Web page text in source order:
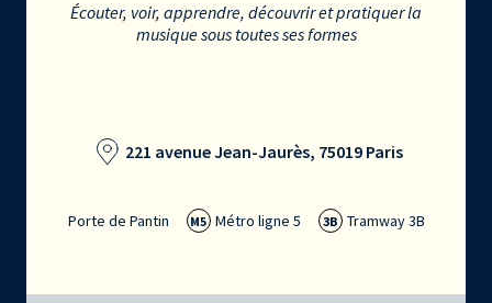
Écouter, voir, apprendre, découvrir et pratiquer la
musique sous toutes ses formes
221 avenue Jean-Jaurès, 75019 Paris
Porte de Pantin M5 Métro ligne 5 3B Tramway 3B